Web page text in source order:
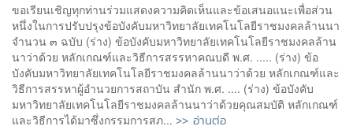
ขอเรียนเชิญทุกท่านร่วมแสดงความคิดเห็นและข้อเสนอแนะเพื่อส่วน
หนึ่งในการปรับปรุงข้อบังคับมหาวิทยาลัยเทคโนโลยีราชมงคลล้านนา
จำนวน ๓ ฉบับ (ร่าง) ข้อบังคับมหาวิทยาลัยเทคโนโลยีราชมงคลล้าน
นาว่าด้วย หลักเกณฑ์และวิธีการสรรหาคณบดี พ.ศ. ..... (ร่าง) ข้อ
บังคับมหาวิทยาลัยเทคโนโลยีราชมงคลล้านนาว่าด้วย หลักเกณฑ์และ
วิธีการสรรหาผู้อำนวยการสถาบัน สำนัก พ.ศ. .... (ร่าง) ข้อบังคับ
มหาวิทยาลัยเทคโนโลยีราชมงคลล้านนาว่าด้วยคุณสมบัติ หลักเกณฑ์
และวิธีการได้มาซึ่งกรรมการสภ... >> อ่านต่อ